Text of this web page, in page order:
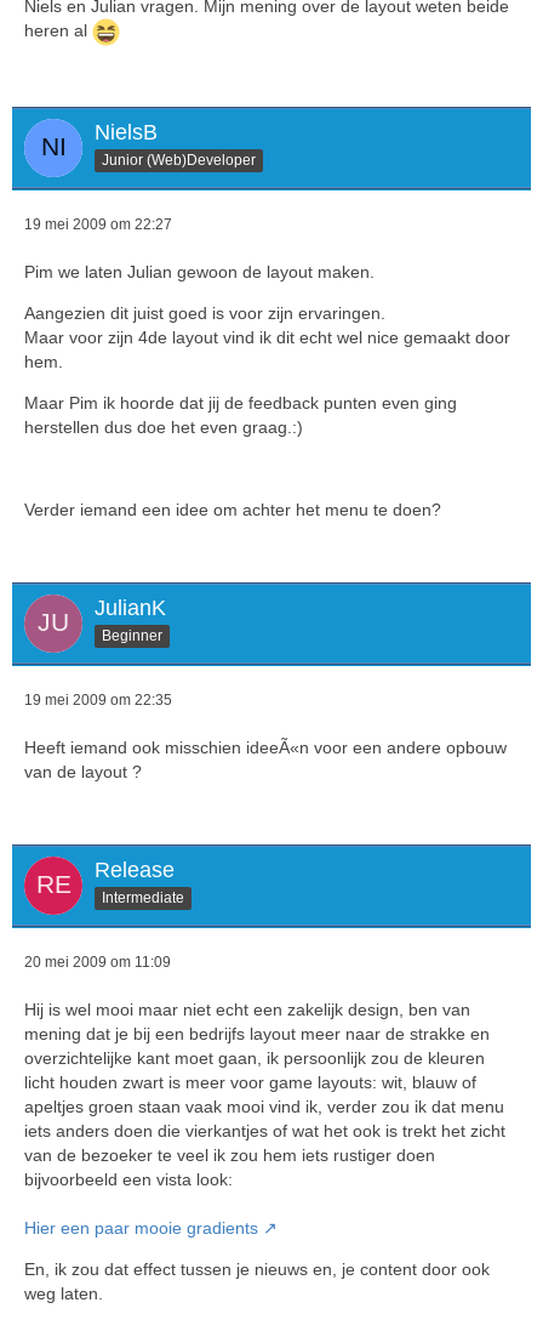
Niels en Julian vragen. Mijn mening over de layout weten beide
heren al
NielsB
Junior (Web)Developer
19 mei 2009 om 22:27
Pim we laten Julian gewoon de layout maken.
Aangezien dit juist goed is voor zijn ervaringen.
Maar voor zijn 4de layout vind ik dit echt wel nice gemaakt door
hem.
Maar Pim ik hoorde dat jij de feedback punten even ging
herstellen dus doe het even graag.:)
Verder iemand een idee om achter het menu te doen?
JulianK
Beginner
19 mei 2009 om 22:35
Heeft iemand ook misschien ideeÃ«n voor een andere opbouw
van de layout ?
Release
Intermediate
20 mei 2009 om 11:09
Hij is wel mooi maar niet echt een zakelijk design, ben van
mening dat je bij een bedrijfs layout meer naar de strakke en
overzichtelijke kant moet gaan, ik persoonlijk zou de kleuren
licht houden zwart is meer voor game layouts: wit, blauw of
apeltjes groen staan vaak mooi vind ik, verder zou ik dat menu
iets anders doen die vierkantjes of wat het ook is trekt het zicht
van de bezoeker te veel ik zou hem iets rustiger doen
bijvoorbeeld een vista look:
Hier een paar mooie gradients
En, ik zou dat effect tussen je nieuws en, je content door ook
weg laten.